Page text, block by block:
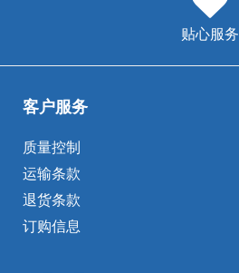
贴心服务
客户服务
质量控制
运输条款
退货条款
订购信息